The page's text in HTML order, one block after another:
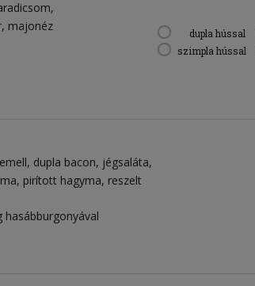
majonéz dupla hússal
szimpla hússal
dupla bacon jégsaláta
pirított hagyma reszelt
hasábburgonyával